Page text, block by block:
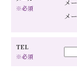
※必須
メ
メ
TEL
※必須